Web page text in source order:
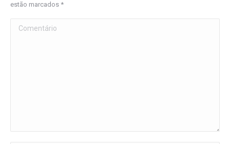
estão marcados *
Comentário